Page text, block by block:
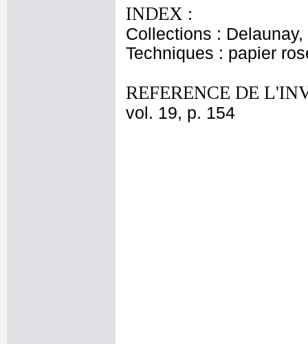
INDEX :
Collections : Delaunay,
Techniques : papier
REFERENCE DE
vol. 19, p. 154